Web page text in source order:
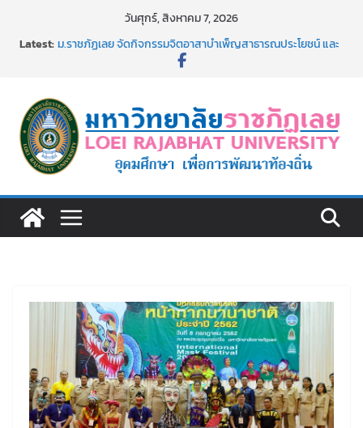
วันศุกร์, สิงหาคม 7, 2026
Latest:ม.ราชภัฏเลย จัดกิจกรรมจิตอาสาบำเพ็ญสาธารณประโยชน์ และ
เงินรายได้
ม.ราชภัฏเลย จัดมหกรรมวิชาการ เปิดบ้าน LRU ครั้งที่ 4 เปิดให้
นักเรียนมัธยมปลายค้นหาสาขาวิชาในฝัน สู่อนาคตที่ใช่
อธิการบดี มรภ.เลย ร่วมประชุมชี้แจงกับคณะอนุกรรมาธิการ
ประจำปีงบประมาณ พ.ศ. 2570
๑,๙๗๒ ชุด โดยวิธีเฉพาะเจาะจง